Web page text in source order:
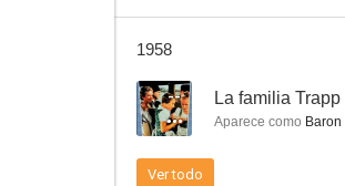
1958
-- La familia
Aparece como
Ver todo